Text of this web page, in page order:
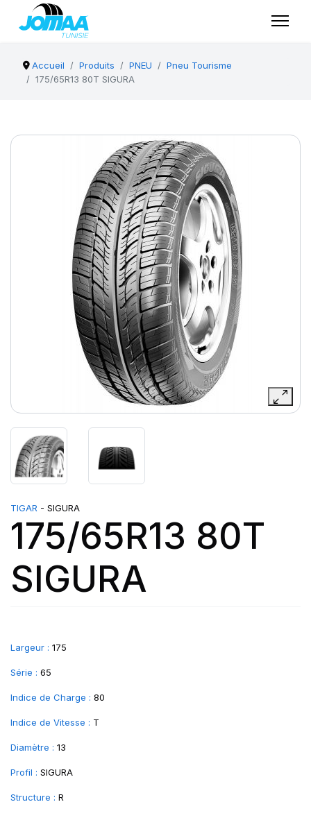
Accueil Produits PNEU
Pneu Tourisme
175/65R13 80T SIGURA
TIGAR - SIGURA
175/65R13 80T
SIGURA
Largeur : 175
Série : 65
Indice de Charge : 80
Indice de Vitesse : T
Diamètre : 13
Profil : SIGURA
Structure : R